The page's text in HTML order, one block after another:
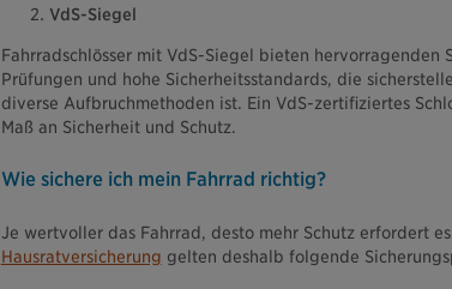
VdS-Siegel
Fahrradschlösser mit VdS-Siegel bieten
Prüfungen und hohe Sicherheitsstandards, die
diverse Aufbruchmethoden ist. Ein VdS-zertifiziertes
Maß an Sicherheit und Schutz.
Wie sichere ich mein Fahrrad richtig?
Je wertvoller das Fahrrad, desto mehr Schutz erfordert
Hausratversicherung gelten deshalb folgende